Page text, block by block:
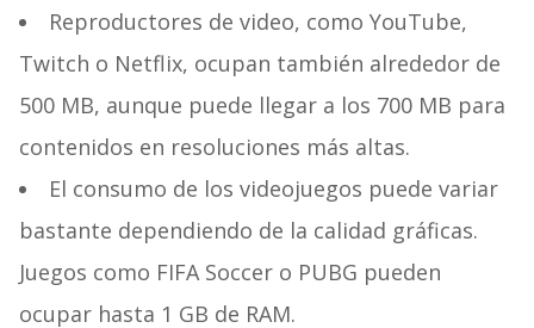
Reproductores de video, como YouTube,
Twitch o Netflix, ocupan también alrededor de
500 MB, aunque puede llegar a los 700 MB para
contenidos en resoluciones más altas.
El consumo de los videojuegos puede variar
bastante dependiendo de la calidad gráficas.
Juegos como FIFA Soccer o PUBG pueden
ocupar hasta 1 GB de RAM.